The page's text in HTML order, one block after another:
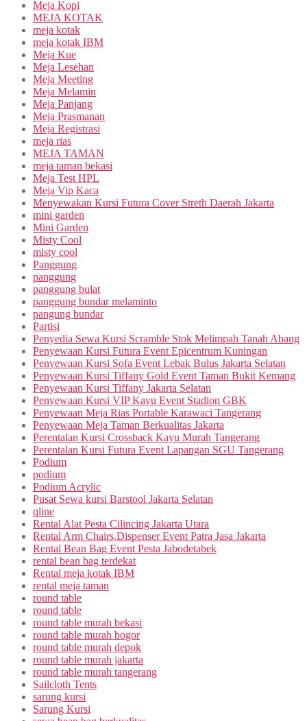
Meja Kopi
MEJA KOTAK
meja kotak
meja kotak IBM
Meja Kue
Meja Lesehan
Meja Meeting
Meja Melamin
Meja Panjang
Meja Prasmanan
Meja Registrasi
meja rias
MEJA TAMAN
meja taman bekasi
Meja Test HPL
Meja Vip Kaca
Menyewakan Kursi Futura Cover Streth Daerah Jakarta
mini garden
Mini Garden
Misty Cool
misty cool
Panggung
panggung
panggung bulat
panggung bundar melaminto
pangung bundar
Partisi
Penyedia Sewa Kursi Scramble Stok Melimpah Tanah Abang
Penyewaan Kursi Futura Event Epicentrum Kuningan
Penyewaan Kursi Sofa Event Lebak Bulus Jakarta Selatan
Penyewaan Kursi Tiffany Gold Event Taman Bukit Kemang
Penyewaan Kursi Tiffany Jakarta Selatan
Penyewaan Kursi VIP Kayu Event Stadion GBK
Penyewaan Meja Rias Portable Karawaci Tangerang
Penyewaan Meja Taman Berkualitas Jakarta
Perentalan Kursi Crossback Kayu Murah Tangerang
Perentalan Kursi Futura Event Lapangan SGU Tangerang
Podium
podium
Podium Acrylic
Pusat Sewa kursi Barstool Jakarta Selatan
qline
Rental Alat Pesta Cilincing Jakarta Utara
Rental Arm Chairs,Dispenser Event Patra Jasa Jakarta
Rental Bean Bag Event Pesta Jabodetabek
rental bean bag terdekat
Rental meja kotak IBM
rental meja taman
round table
round table
round table murah bekasi
round table murah bogor
round table murah depok
round table murah jakarta
round table murah tangerang
Sailcloth Tents
sarung kursi
Sarung Kursi